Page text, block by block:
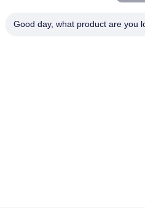
LR034637 LR042893 Σωλήνας
Good day, what product are you